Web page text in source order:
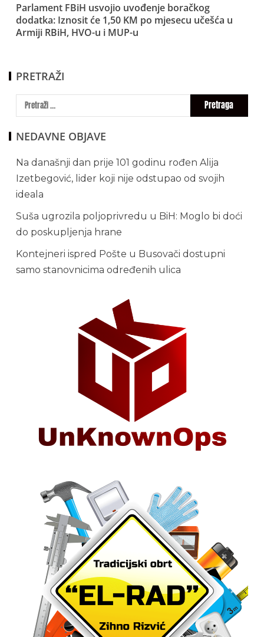
Parlament FBiH usvojio uvođenje boračkog
dodatka: Iznosit će 1,50 KM po mjesecu učešća u
Armiji RBiH, HVO-u i MUP-u
PRETRAŽI
NEDAVNE OBJAVE
Na današnji dan prije 101 godinu rođen Alija
Izetbegović, lider koji nije odstupao od svojih
ideala
Suša ugrozila poljoprivredu u BiH: Moglo bi doći
do poskupljenja hrane
Kontejneri ispred Pošte u Busovači dostupni
samo stanovnicima određenih ulica